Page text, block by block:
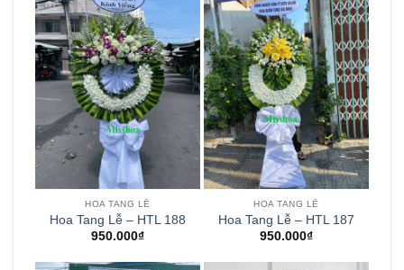
HOA TANG LỄ
Hoa Tang Lễ – HTL 188
950.000₫
HOA TANG LỄ
Hoa Tang Lễ – HTL 187
950.000₫